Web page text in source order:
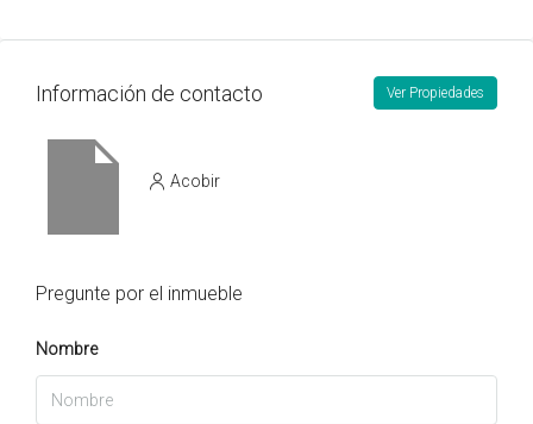
Información de contacto Ver Propiedades
Acobir
Pregunte por el inmueble
Nombre